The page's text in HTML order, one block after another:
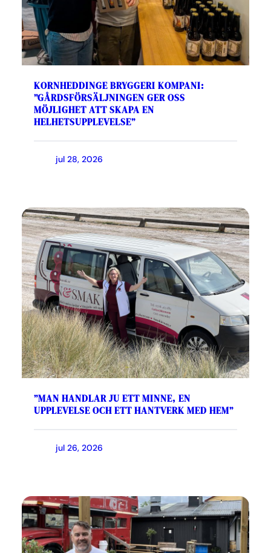
KORNHEDDINGE BRYGGERI KOMPANI:
”GÅRDSFÖRSÄLJNINGEN GER OSS
MÖJLIGHET ATT SKAPA EN
HELHETSUPPLEVELSE”
jul 28, 2026
”MAN HANDLAR JU ETT MINNE, EN
UPPLEVELSE OCH ETT HANTVERK MED HEM”
jul 26, 2026